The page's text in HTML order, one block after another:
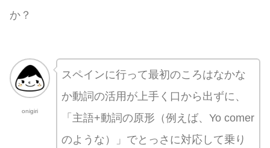
か？
onigiri
スペインに行って最初のころはなかな
か動詞の活用が上手く口から出ずに、
「主語+動詞の原形（例えば、Yo comer
のような）」でとっさに対応して乗り